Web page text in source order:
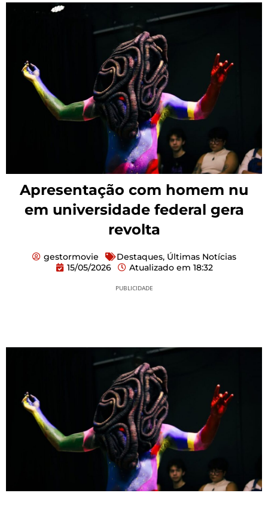
Apresentação com homem nu
em universidade federal gera
revolta
gestormovie Destaques, Últimas Notícias
15/05/2026
Atualizado em 18:32
PUBLICIDADE